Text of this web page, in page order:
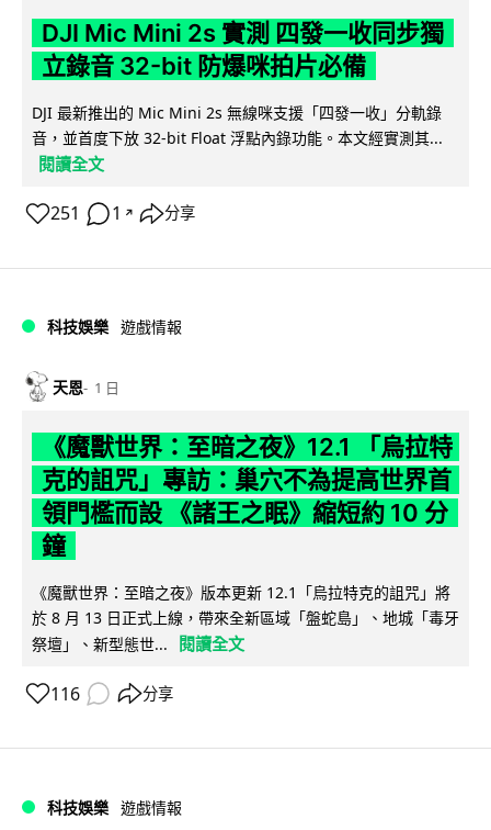
DJI Mic Mini 2s 實測 四發一收同步獨
立錄音 32-bit 防爆咪拍片必備
DJI 最新推出的 Mic Mini 2s 無線咪支援「四發一收」分軌錄
音，並首度下放 32-bit Float 浮點內錄功能。本文經實測其...
閱讀全文
251 1 ↗ 分享
科技娛樂 遊戲情報
天恩 1 日
《魔獸世界：至暗之夜》12.1 「烏拉特
克的詛咒」專訪：巢穴不為提高世界首
領門檻而設 《諸王之眠》縮短約 10 分
鐘
《魔獸世界：至暗之夜》版本更新 12.1「烏拉特克的詛咒」將
於 8 月 13 日正式上線，帶來全新區域「盤蛇島」、地城「毒牙
祭壇」、新型態世...
閱讀全文
116 分享
科技娛樂 遊戲情報